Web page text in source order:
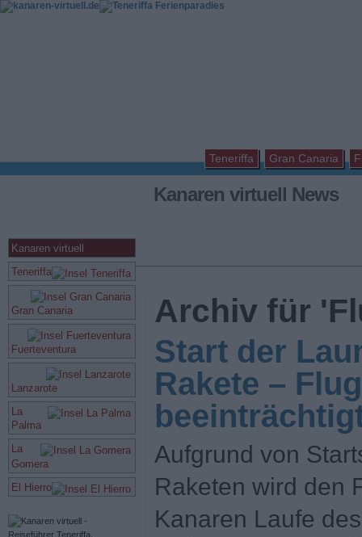
Teneriffa Gran Canaria
Kanaren virtuell News
Kanaren virtuell
Teneriffa
Gran Canaria
Fuerteventura
Lanzarote
La
Palma
La
Gomera
El Hierro
Archiv für
Start der
Rakete –
Aufgrund von
Raketen wird den
Kanaren Laufe